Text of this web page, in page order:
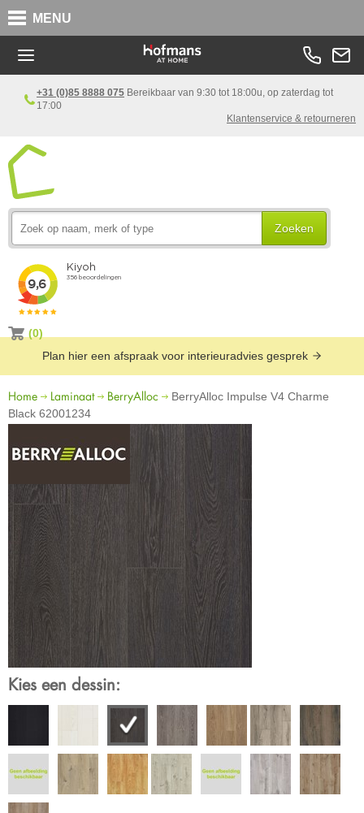
MENU
+31 (0)85 8888 075 Bereikbaar van 9:30 tot 18:00u, op zaterdag tot
17:00
Klantenservice & retourneren
Zoeken
(0)
Plan hier een afspraak voor interieuradvies gesprek
Home Laminaat BerryAlloc
BerryAlloc Impulse V4 Charme
Black 62001234
Kies een dessin: